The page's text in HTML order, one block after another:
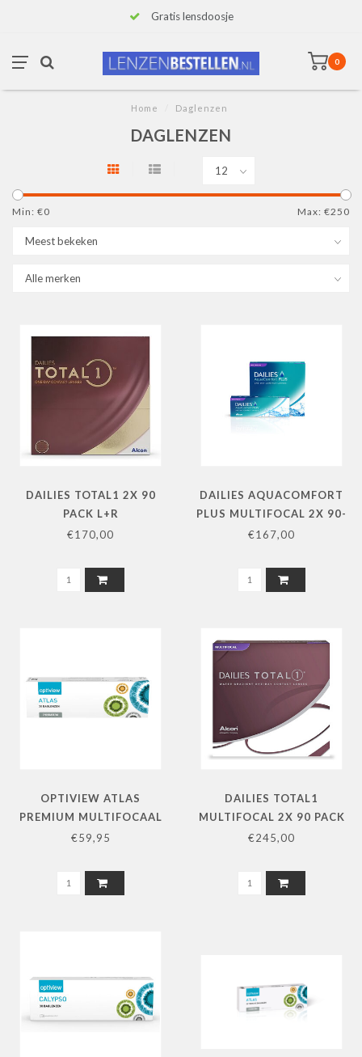
Gratis lensdoosje
0
Home Daglenzen
DAGLENZEN
Min: €0 Max: €250
DAILIES TOTAL1 2X 90
PACK L+R
€170,00
DAILIES AQUACOMFORT
PLUS MULTIFOCAL 2X 90-
PACK L+R
€167,00
OPTIVIEW ATLAS
PREMIUM MULTIFOCAAL
2X30 PACK L+R
€59,95
DAILIES TOTAL1
MULTIFOCAL 2X 90 PACK
L+R
€245,00